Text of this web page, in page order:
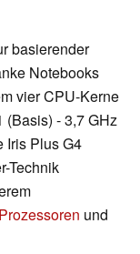
basierender
Notebooks
vier CPU-Kerne
(Basis) - 3,7 GHz
Iris Plus G4
Technik
und